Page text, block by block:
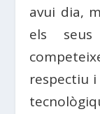
avui dia,
els
respectiu